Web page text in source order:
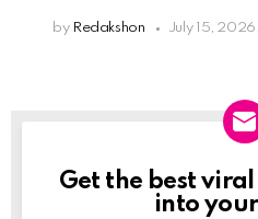
by Redakshon July 15,
Newslett
Get the best
into